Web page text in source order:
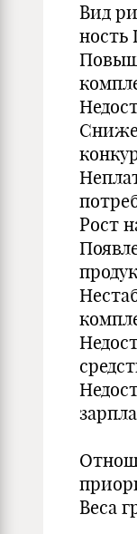
Вид
ность
Рост
Веса